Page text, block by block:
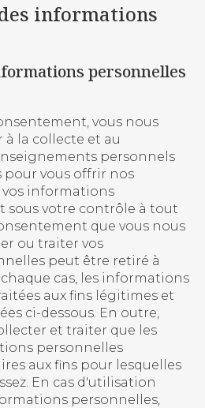
informations
personnelles
vous nous
à la collecte et au
personnels
pour vous offrir nos
vos informations
sous votre contrôle à tout
que vous nous
ou traiter vos
peut être retiré à
cas, les informations
aux fins légitimes et
ci-dessous. En outre,
et traiter que les
personnelles
aux fins pour lesquelles
En cas d'utilisation
personnelles,